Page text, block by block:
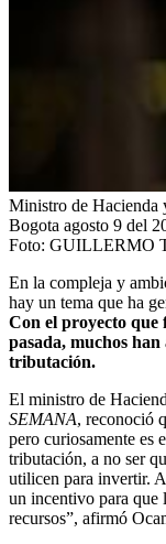
Ministro de Hacienda
Bogota agosto 9 del
Foto: GUILLERMO
En la compleja y
hay un tema que ha
Con el proyecto que
pasada, muchos
tributación.
El ministro de
SEMANA, reconoció
pero curiosamente es
tributación, a no ser
utilicen para invertir.
un incentivo para que
recursos”, afirmó